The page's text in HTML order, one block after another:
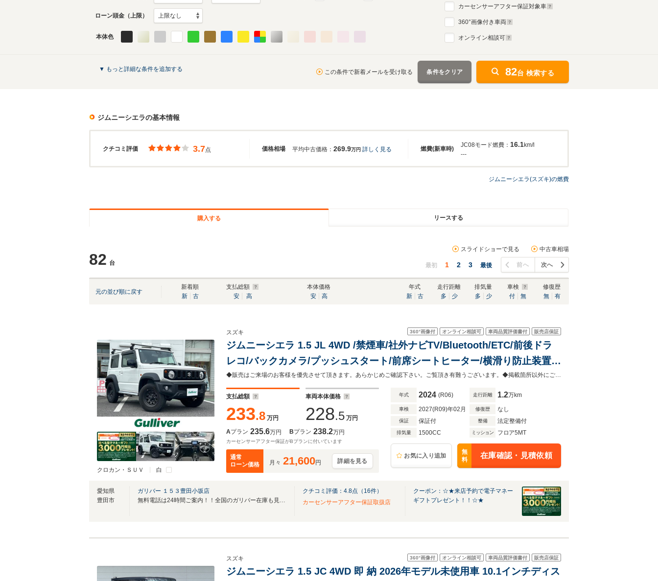
ローン頭金（上限）
本体色
カーセンサーアフター保証対象車
360°画像付き車両
オンライン相談可
▼ もっと詳細な条件を追加する この条件で新着メールを受け取る 条件をクリア 82台 検索する
ジムニーシエラの基本情報
クチコミ評価 価格相場 燃費(新車時)
3.7点 平均中古価格： 269.9万円 詳しく見る
JC08モード燃費： 16.1km/l
---
ジムニーシエラ(スズキ)の燃費
購入する リースする
82 台
スライドショーで見る 中古車相場
最初 1 2 3 最後 前へ 次へ
元の並び順に戻す
新着順
新
古
支払総額
安
高
本体価格
安
高
年式
新
古
走行距離
多
少
排気量
多
少
車検
付
無
修復歴
無
有
クロカン・ＳＵＶ 白
360°画像付 オンライン相談可 車両品質評価書付 販売店保証
スズキ
ジムニーシエラ 1.5 JL 4WD /禁煙車/社外ナビTV/Bluetooth/ETC/前後ドラ
レコ/バックカメラ/プッシュスタート/前席シートヒーター/横滑り防止装置/
スズキセーフティサポート/先行車発進/ルーフキャリア/純正ドアバイザー/オ
ートライト/ISOFIX
◆販売はご来場のお客様を優先させて頂きます。あらかじめご確認下さい。ご覧頂き有難うございます。◆掲載箇所以外にご希望の写真がございましたら、お気軽にお問い合わせ下さい！
支払総額
233.8 万円
車両本体価格
228.5 万円
Aプラン 235.6万円 Bプラン 238.2万円
カーセンサーアフター保証がBプランに付いています
通常
ローン価格
月々 21,600円 詳細を見る
年式 2024 (R06) 走行距離 1.2万km
車検 2027(R09)年02月 修復歴 なし
保証 保証付 整備 法定整備付
排気量 1500CC ミッション フロア5MT
お気に入り追加
無
料
在庫確認・見積依頼
愛知県
豊田市
ガリバー １５３豊田小坂店
無料電話は24時間ご案内！！全国のガリバー在庫も見たい方は一括照会が可能です！
クチコミ評価： 4.8点（ 16件）
カーセンサーアフター保証取扱店
クーポン：☆★来店予約で電子マネー
ギフトプレゼント！！☆★
360°画像付 オンライン相談可 車両品質評価書付 販売店保証
スズキ
ジムニーシエラ 1.5 JC 4WD 即 納 2026年モデル未使用車 10.1インチディス